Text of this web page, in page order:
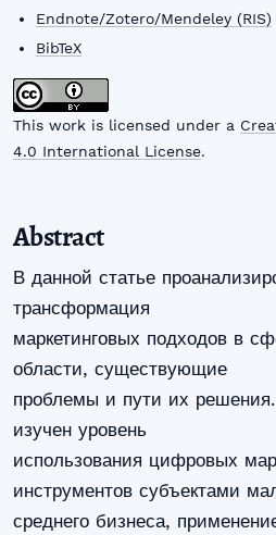
Endnote/Zotero/Mendeley (RIS)
BibTeX
This work is licensed under a
4.0 International License.
Abstract
В данной статье
трансформация
маркетинговых подходов в
области, существующие
проблемы и пути их
изучен уровень
использования цифровых
инструментов субъектами
среднего бизнеса,